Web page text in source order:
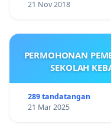
21 Nov 2018
PERMOHONAN
SEKOLAH
289 tandatangan
21 Mar 2025